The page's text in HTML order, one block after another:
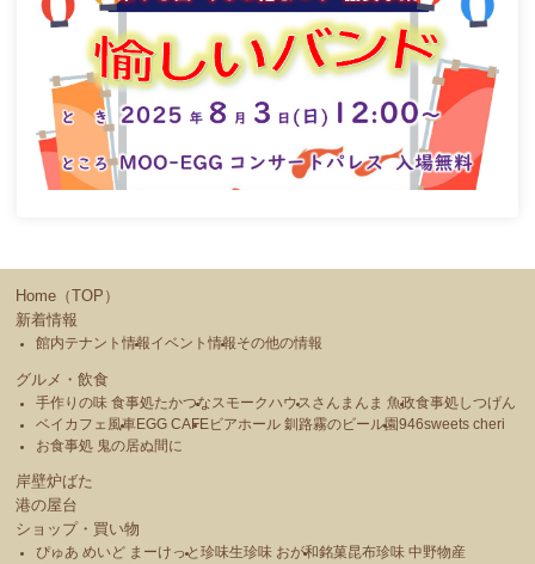
Home（TOP）
新着情報
館内テナント情報イベント情報その他の情報
グルメ・飲食
手作りの味 食事処たかつな スモークハウス さんまんま 魚政食事処しつげん
ベイカフェ風車EGG CAFEビアホール 釧路霧のビール園946sweets cheri
お食事処 鬼の居ぬ間に
岸壁炉ばた
港の屋台
ショップ・買い物
ぴゅあ めいど まーけっと珍味生珍味 おが和銘菓昆布珍味 中野物産